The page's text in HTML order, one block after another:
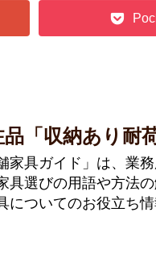
品「収納あり耐
家具ガイド」は、業
具選びの用語や方法
についてのお役立ち